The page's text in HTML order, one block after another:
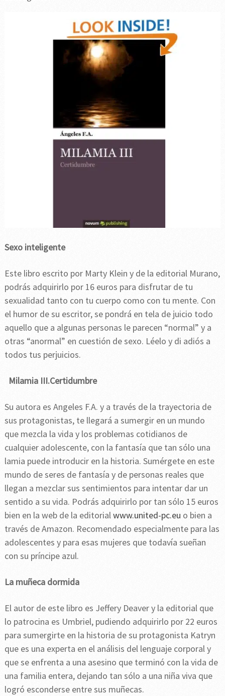
Sexo inteligente
Este libro escrito por Marty Klein y de la editorial Murano,
podrás adquirirlo por 16 euros para disfrutar de tu
sexualidad tanto con tu cuerpo como con tu mente. Con
el humor de su escritor, se pondrá en tela de juicio todo
aquello que a algunas personas le parecen “normal” y a
otras “anormal” en cuestión de sexo. Léelo y di adiós a
todos tus perjuicios.
Milamia III.Certidumbre
Su autora es Angeles F.A. y a través de la trayectoria de
sus protagonistas, te llegará a sumergir en un mundo
que mezcla la vida y los problemas cotidianos de
cualquier adolescente, con la fantasía que tan sólo una
lamia puede introducir en la historia. Sumérgete en este
mundo de seres de fantasía y de personas reales que
llegan a mezclar sus sentimientos para intentar dar un
sentido a su vida. Podrás adquirirlo por tan sólo 15 euros
bien en la web de la editorialwww.united-pc.eu o bien a
través de Amazon. Recomendado especialmente para las
adolescentes y para esas mujeres que todavía sueñan
con su príncipe azul.
La muñeca dormida
El autor de este libro es Jeffery Deaver y la editorial que
lo patrocina es Umbriel, pudiendo adquirirlo por 22 euros
para sumergirte en la historia de su protagonista Katryn
que es una experta en el análisis del lenguaje corporal y
que se enfrenta a una asesino que terminó con la vida de
una familia entera, dejando tan sólo a una niña viva que
logró esconderse entre sus muñecas.